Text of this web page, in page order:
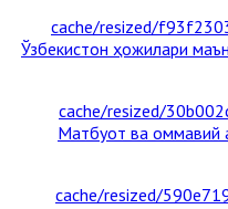
Ўзбекистон ҳожилари
Матбуот ва оммавий